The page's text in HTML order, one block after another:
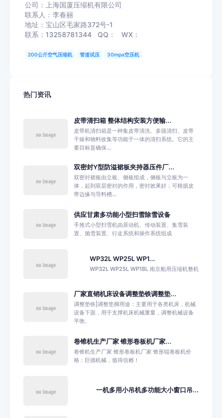
公司：上海国厦压缩机有限公司
联系人：李春丽
地址：宝山区毛家路372号-1
联系：13258781344 QQ： WX：
200公斤空气压缩机 管道试压 30mpa空压机
热门资讯
皮带清扫箱 整体结构安装方便输...
皮带机清扫箱是一种集皮带清洗、多级清扫、皮带
干燥和物料收集等功能于一体的清扫系统。它的主
要目标是确保...
双密封Y型防溢裙板夹持器压件厂...
双密封裙板由立板、侧板组成，侧板与立板为一
体，起到双层密封的作用，密封效果好；可根据皮
带边缘与导料槽...
供应甘肃多功能小型扫雪除雪设备
手推式小型扫雪机由原动机、传动装置、集雪装
置、抛雪装置、行走系统和操作系统组成
WP32L WP25L WP1...
WP32L WP25L WP18L 南京船用压缩机整机
厂家直销机床设备调整垫铁调整垫...
调整垫铁|调整垫脚用途：主要用于各类机床，机械
设备下面，用于支撑机床机械重量，调整机械设备
平衡。
卷锥机生产厂家 锥形卷板机厂家...
卷锥机生产厂家 锥形卷板机厂家 锥形辊卷板机价
格：巨德机械，值得信赖！
一机多用小吊机多功能大小窗口吊...